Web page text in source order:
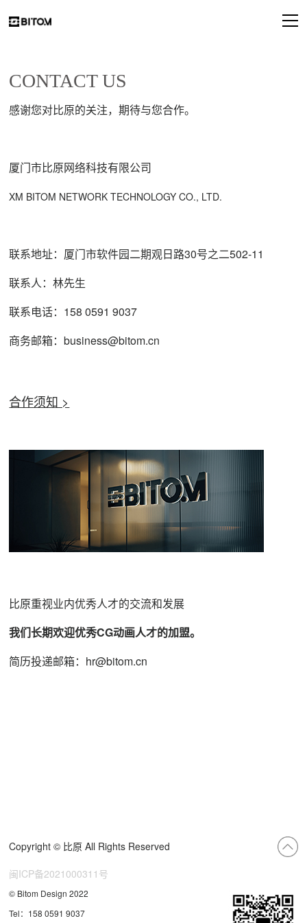
CONTACT US
感谢您对比原的关注，期待与您合作。
厦门市比原网络科技有限公司
XM BITOM NETWORK TECHNOLOGY CO., LTD.
联系地址：厦门市软件园二期观日路30号之二502-11
联系人：林先生
联系电话：158 0591 9037
商务邮箱：business@bitom.cn
合作须知 >
比原重视业内优秀人才的交流和发展
我们长期欢迎优秀CG动画人才的加盟。
简历投递邮箱：hr@bitom.cn
Copyright © 比原 All Rights Reserved
闽ICP备2021000311号
© Bitom Design 2022
Tel：158 0591 9037